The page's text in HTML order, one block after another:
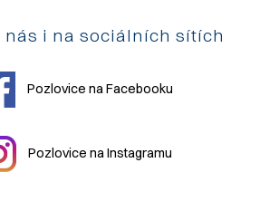
nás i na sociálních sítích
Pozlovice na Facebooku
Pozlovice na Instagramu